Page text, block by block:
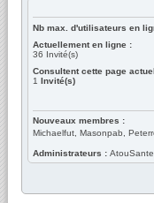
Nb max. d'utilisateurs en
Actuellement en ligne :
36 Invité(s)
Consultent cette page
1 Invité(s)
Nouveaux membres :
Michaelfut, Masonpab,
Administrateurs :